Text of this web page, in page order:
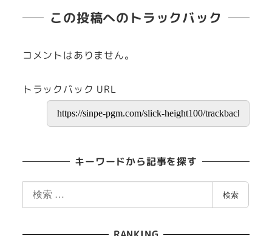
この投稿へのトラックバック
コメントはありません。
トラックバック URL
キーワードから記事を探す
検索